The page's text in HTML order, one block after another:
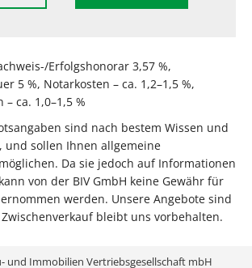
Erfolgshonorar 3,57 %,
5 %, Notarkosten – ca. 1,2–1,5 %,
ca. 1,0–1,5 %
sind nach bestem Wissen und
und sollen Ihnen allgemeine
Da sie jedoch auf Informationen
von der BIV GmbH keine Gewähr für
werden. Unsere Angebote sind
bleibt uns vorbehalten.
und Immobilien Vertriebsgesellschaft mbH